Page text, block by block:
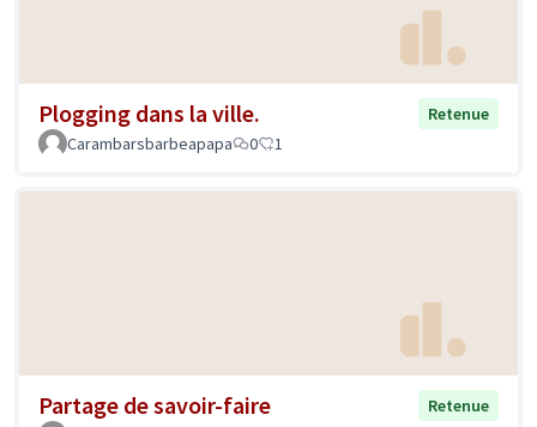
Plogging dans la ville.
Retenue
Carambarsbarbeapapa
0 1
Partage de savoir-faire
Retenue